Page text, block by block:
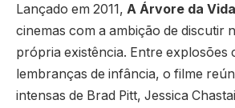
Lançado em 2011, A Árvore da Vida
cinemas com a ambição de discutir
própria existência. Entre explosões
lembranças de infância, o filme
intensas de Brad Pitt, Jessica